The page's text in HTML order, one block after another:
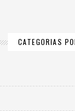
CATEGORIAS